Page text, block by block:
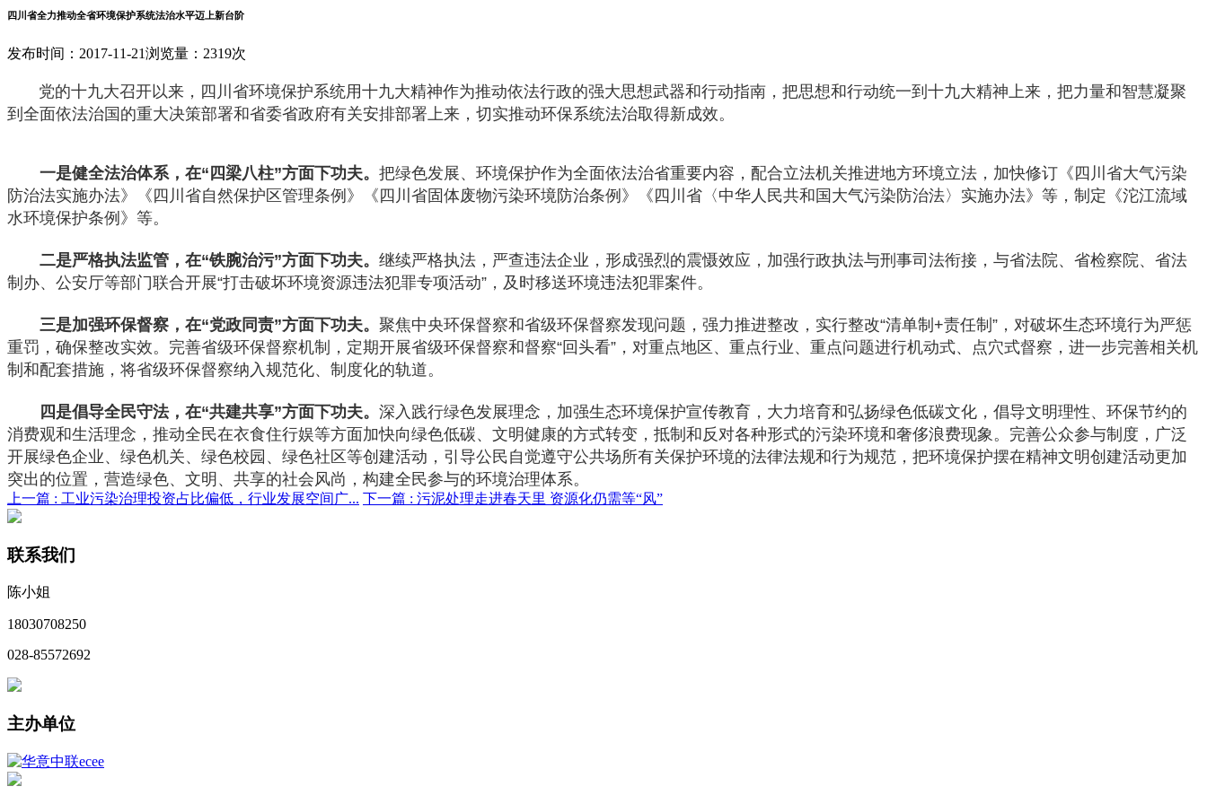
四川省全力推动全省环境保护系统法治水平迈上新台阶
发布时间：2017-11-21浏览量：2319次
党的十九大召开以来，四川省环境保护系统用十九大精神作为推动依法行政的强大思想武器和行动指南，把思想和行动统一到十九大精神上来，把力量和智慧凝聚
到全面依法治国的重大决策部署和省委省政府有关安排部署上来，切实推动环保系统法治取得新成效。
一是健全法治体系，在“四梁八柱”方面下功夫。 把绿色发展、环境保护作为全面依法治省重要内容，配合立法机关推进地方环境立法，加快修订《四川省大气污染
防治法实施办法》《四川省自然保护区管理条例》《四川省固体废物污染环境防治条例》《四川省〈中华人民共和国大气污染防治法〉实施办法》等，制定《沱江流域
水环境保护条例》等。
二是严格执法监管，在“铁腕治污”方面下功夫。 继续严格执法，严查违法企业，形成强烈的震慑效应，加强行政执法与刑事司法衔接，与省法院、省检察院、省法
制办、公安厅等部门联合开展“打击破坏环境资源违法犯罪专项活动”，及时移送环境违法犯罪案件。
三是加强环保督察，在“党政同责”方面下功夫。 聚焦中央环保督察和省级环保督察发现问题，强力推进整改，实行整改“清单制+责任制”，对破坏生态环境行为严惩
重罚，确保整改实效。完善省级环保督察机制，定期开展省级环保督察和督察“回头看”，对重点地区、重点行业、重点问题进行机动式、点穴式督察，进一步完善相关机
制和配套措施，将省级环保督察纳入规范化、制度化的轨道。
四是倡导全民守法，在“共建共享”方面下功夫。 深入践行绿色发展理念，加强生态环境保护宣传教育，大力培育和弘扬绿色低碳文化，倡导文明理性、环保节约的
消费观和生活理念，推动全民在衣食住行娱等方面加快向绿色低碳、文明健康的方式转变，抵制和反对各种形式的污染环境和奢侈浪费现象。完善公众参与制度，广泛
开展绿色企业、绿色机关、绿色校园、绿色社区等创建活动，引导公民自觉遵守公共场所有关保护环境的法律法规和行为规范，把环境保护摆在精神文明创建活动更加
突出的位置，营造绿色、文明、共享的社会风尚，构建全民参与的环境治理体系。
上一篇 : 工业污染治理投资占比偏低，行业发展空间广... 下一篇 : 污泥处理走进春天里 资源化仍需等“风”
联系我们
陈小姐
18030708250
028-85572692
主办单位